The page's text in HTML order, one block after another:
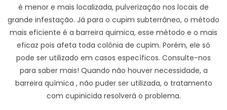
é menor e mais localizada, pulverização nos locais de
grande infestação. Já para o cupim subterrâneo, o método
mais eficiente é a barreira quimica, esse método e o mais
eficaz pois afeta toda colônia de cupim. Porém, ele só
pode ser utilizado em casos específicos. Consulte-nos
para saber mais! Quando não houver necessidade, a
barreira química , não puder ser utilizada, o tratamento
com cupinicida resolverá o problema.